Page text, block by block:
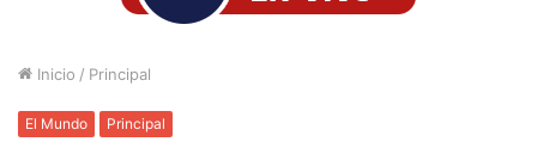
Inicio / Principal
El Mundo Principal